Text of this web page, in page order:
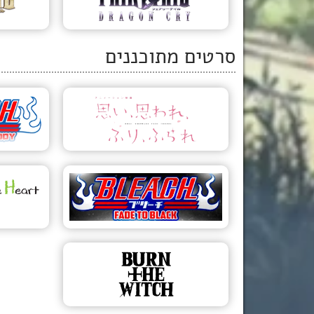
דף הפרויקט
115 דקות
בואו נעטר את הפרחים
המובטחים בבוקר
הפרידה
דף הפרויקט
85 דקות
פיירי טייל הסרט ה-2:
דרגון קריי
דף הפרויקט
סרטים מתוכננים
102 דקות
אוהב אותי, לא אוהב